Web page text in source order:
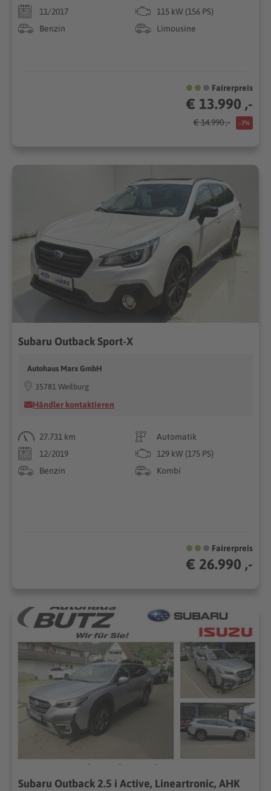
11/2017
115 kW (156 PS)
Benzin
Limousine
Fairerpreis
€ 13.990 ,-
€ 14.990 ,- -7%
Subaru Outback Sport-X
Autohaus Marx GmbH
35781 Weilburg
Händler kontaktieren
27.731 km
Automatik
12/2019
129 kW (175 PS)
Benzin
Kombi
Fairerpreis
€ 26.990 ,-
Subaru Outback 2.5 i Active, Lineartronic, AHK